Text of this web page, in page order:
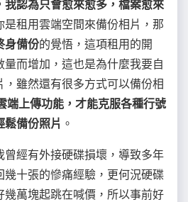
我認為只會愈來愈多，檔案愈來
是租用雲端空間來備份相片，那
身備份的覺悟，這項租用的開
而增加，這也是為什麼我要自
，雖然還有很多方式可以備份相
端上傳功能，才能克服各種行號
鬆備份照片 。
曾經有外接硬碟損壞，導致多年
幾十張的慘痛經驗，更何況硬碟
幾萬塊起跳在喊價，所以事前好